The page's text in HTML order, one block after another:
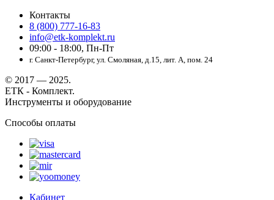
Контакты
8 (800) 777-16-83
info@etk-komplekt.ru
09:00 - 18:00, Пн-Пт
г. Санкт-Петербург, ул. Смоляная, д.15, лит. А, пом. 24
© 2017 — 2025.
ЕТК - Комплект.
Инструменты и оборудование
Способы оплаты
Кабинет